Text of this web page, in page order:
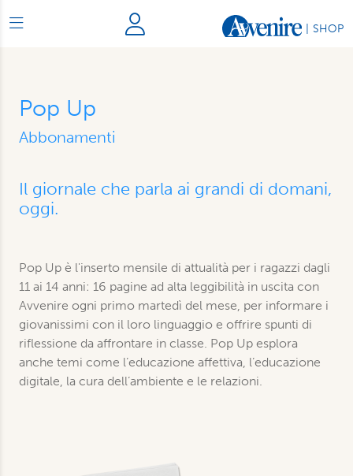
SHOP
Pop Up
Abbonamenti
Il giornale che parla ai grandi di domani,
oggi.
Pop Up è l'inserto mensile di attualità per i ragazzi dagli
11 ai 14 anni: 16 pagine ad alta leggibilità in uscita con
Avvenire ogni primo martedì del mese, per informare i
giovanissimi con il loro linguaggio e offrire spunti di
riflessione da affrontare in classe. Pop Up esplora
anche temi come l’educazione affettiva, l’educazione
digitale, la cura dell’ambiente e le relazioni.